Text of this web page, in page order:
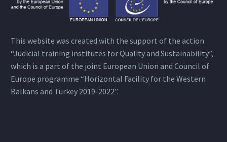
This website was created with the support of the action
“Judicial training institutes for Quality and Sustainability”,
which is a part of the joint European Union and Council of
Europe programme “Horizontal Facility for the Western
Balkans and Turkey 2019-2022”.